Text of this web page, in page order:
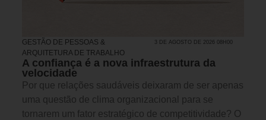
GESTÃO DE PESSOAS &
ARQUITETURA DE TRABALHO
3 DE AGOSTO DE 2026 08H00
A confiança é a nova infraestrutura da
velocidade
Por que relações saudáveis deixaram de ser apenas
uma questão de clima organizacional para se
tornarem um fator estratégico de competitividade? O